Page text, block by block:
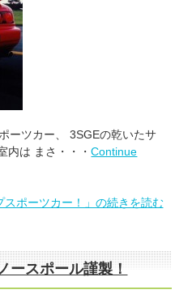
ーツカー、 3SGEの乾いたサ
内は まさ・・・Continue
スポーツカー！」の続きを読む
ースポール謹製！